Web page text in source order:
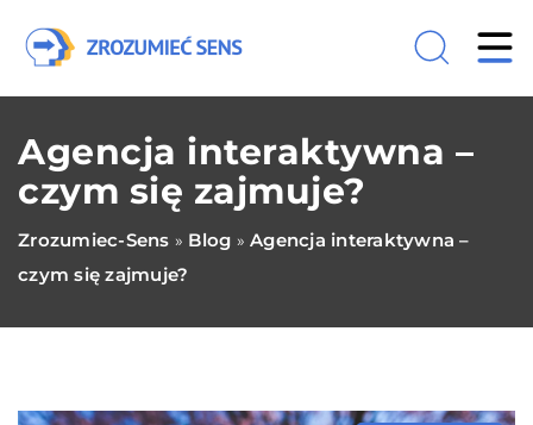
Agencja interaktywna –
czym się zajmuje?
Zrozumiec-Sens » Blog » Agencja interaktywna –
czym się zajmuje?